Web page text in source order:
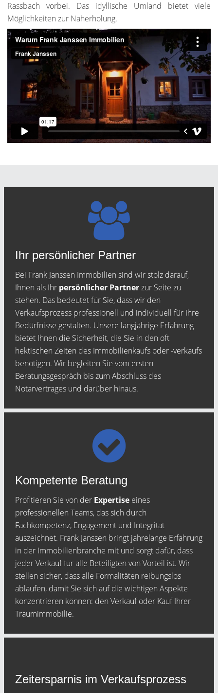
Rassbach vorbei. Das idyllische Umland bietet viele
Möglichkeiten zur Naherholung.
Ihr persönlicher Partner
Bei Frank Janssen Immobilien sind wir stolz darauf,
Ihnen als Ihr persönlicher Partnerzur Seite zu
stehen. Das bedeutet für Sie, dass wir den
Verkaufsprozess professionell und individuell für Ihre
Bedürfnisse gestalten. Unsere langjährige Erfahrung
bietet Ihnen die Sicherheit, die Sie in den oft
hektischen Zeiten des Immobilienkaufs oder -verkaufs
benötigen. Wir begleiten Sie vom ersten
Beratungsgespräch bis zum Abschluss des
Notarvertrages und darüber hinaus.
Kompetente Beratung
Profitieren Sie von der Expertise eines
professionellen Teams, das sich durch
Fachkompetenz, Engagement und Integrität
auszeichnet. Frank Janssen bringt jahrelange Erfahrung
in der Immobilienbranche mit und sorgt dafür, dass
jeder Verkauf für alle Beteiligten von Vorteil ist. Wir
stellen sicher, dass alle Formalitäten reibungslos
ablaufen, damit Sie sich auf die wichtigen Aspekte
konzentrieren können: den Verkauf oder Kauf Ihrer
Traumimmobilie.
Zeitersparnis im Verkaufsprozess